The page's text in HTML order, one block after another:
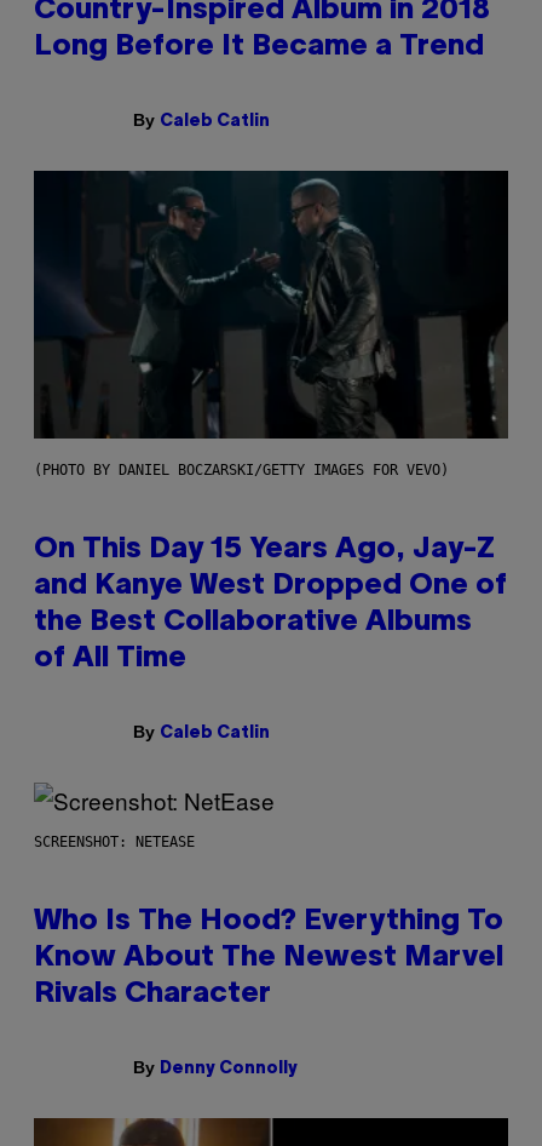
Country-Inspired Album in 2018
Long Before It Became a Trend
By Caleb Catlin
(PHOTO BY DANIEL BOCZARSKI/GETTY IMAGES FOR VEVO)
On This Day 15 Years Ago, Jay-Z
and Kanye West Dropped One of
the Best Collaborative Albums
of All Time
By Caleb Catlin
SCREENSHOT: NETEASE
Who Is The Hood? Everything To
Know About The Newest Marvel
Rivals Character
By Denny Connolly